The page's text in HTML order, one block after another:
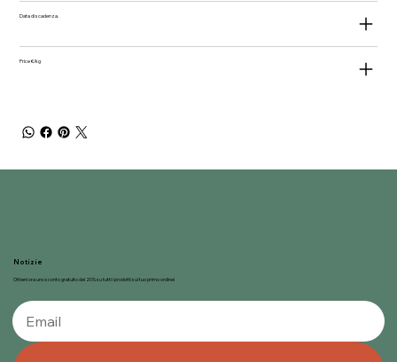
Data di scadenza.
Price €/kg
Notizie
Ottieni ora uno sconto gratuito del 20% su tutti i prodotti sul tuo primo ordine!